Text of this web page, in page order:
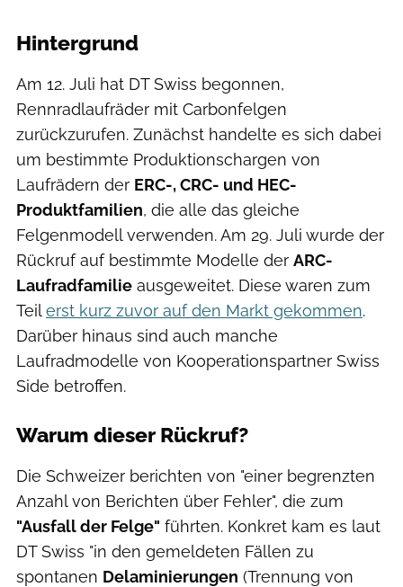
Hintergrund
Am 12. Juli hat DT Swiss begonnen,
Rennradlaufräder mit Carbonfelgen
zurückzurufen. Zunächst handelte es sich dabei
um bestimmte Produktionschargen von
Laufrädern der ERC-, CRC- und HEC-
Produktfamilien, die alle das gleiche
Felgenmodell verwenden. Am 29. Juli wurde der
Rückruf auf bestimmte Modelle der ARC-
Laufradfamilie ausgeweitet. Diese waren zum
Teilerst kurz zuvor auf den Markt gekommen.
Darüber hinaus sind auch manche
Laufradmodelle von Kooperationspartner Swiss
Side betroffen.
Warum dieser Rückruf?
Die Schweizer berichten von "einer begrenzten
Anzahl von Berichten über Fehler", die zum
"Ausfall der Felge" führten. Konkret kam es laut
DT Swiss "in den gemeldeten Fällen zu
spontanen Delaminierungen (Trennung von